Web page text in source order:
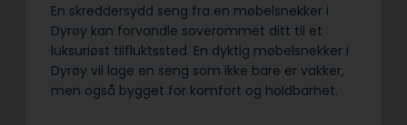
En skreddersydd seng fra en møbelsnekker i
Dyrøy kan forvandle soverommet ditt til et
luksuriøst tilfluktssted. En dyktig møbelsnekker i
Dyrøy vil lage en seng som ikke bare er vakker,
men også bygget for komfort og holdbarhet.